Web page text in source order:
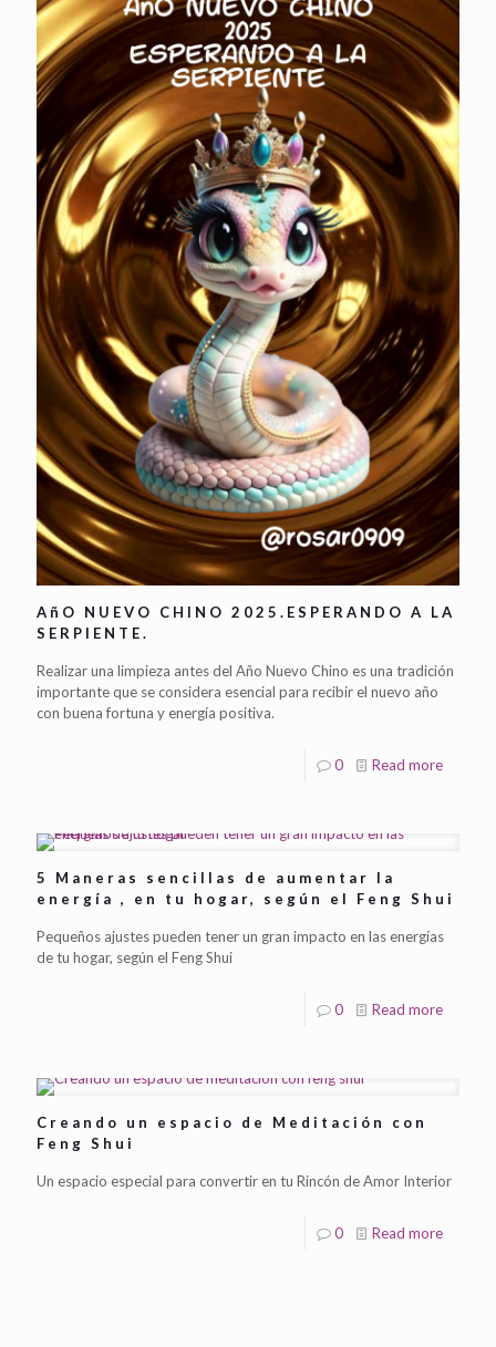
AñO NUEVO CHINO 2025.ESPERANDO A LA
SERPIENTE.
Realizar una limpieza antes del Año Nuevo Chino es una tradición
importante que se considera esencial para recibir el nuevo año
con buena fortuna y energía positiva.
0 Read more
5 Maneras sencillas de aumentar la
energía , en tu hogar, según el Feng Shui
Pequeños ajustes pueden tener un gran impacto en las energías
de tu hogar, según el Feng Shui
0 Read more
Creando un espacio de Meditación con
Feng Shui
Un espacio especial para convertir en tu Rincón de Amor Interior
0 Read more